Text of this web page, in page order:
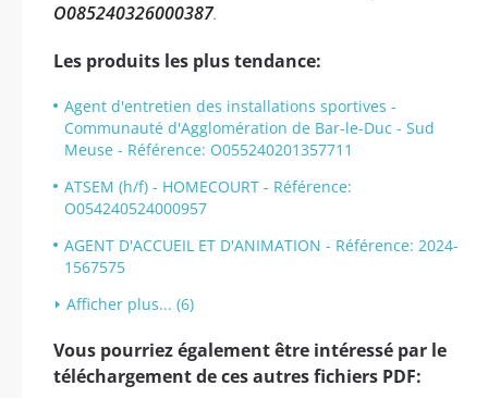
O085240326000387.
Les produits les plus tendance:
Agent d'entretien des installations sportives -
Communauté d'Agglomération de Bar-le-Duc - Sud
Meuse - Référence: O055240201357711
ATSEM (h/f) - HOMECOURT - Référence:
O054240524000957
AGENT D'ACCUEIL ET D'ANIMATION - Référence: 2024-
1567575
Afficher plus... (6)
Vous pourriez également être intéressé par le
téléchargement de ces autres fichiers PDF: